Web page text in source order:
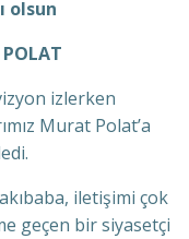
olsun
izlerken
Murat Polat’a
iletişimi çok
geçen bir siyasetçi